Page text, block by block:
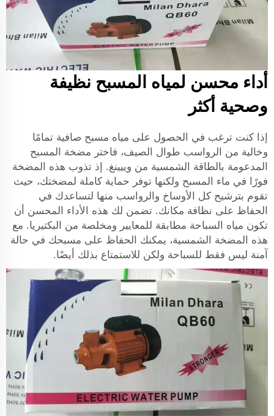
أداء محسن لمياه المسبح نظيفة
وصحية أكثر
إذا كنت ترغب في الحصول على مياه مسبح صافية تمامًا
وخالية من الرواسب طوال الصيف، فاختر مضخة المسبح
المدعومة بالطاقة الشمسية من وييينغ. إذ تذوب هذه المضخة
فورًا في ماء المسبح ولكنها توفر حماية كاملة لمضختك، حيث
تقوم بترشيح كل الأوساخ والرواسب منها لتساعدك في
الحفاظ على نظافة مكانك. تضمن لك هذه الأداء المحسن أن
تكون مياه السباحة مطابقة للمعايير ومخلصة من البكتيريا. مع
هذه المضخة الشمسية، يمكنك الحفاظ على مسبحك في حالة
آمنة ليس فقط للسباحة ولكن للاستمتاع بذلك أيضًا.